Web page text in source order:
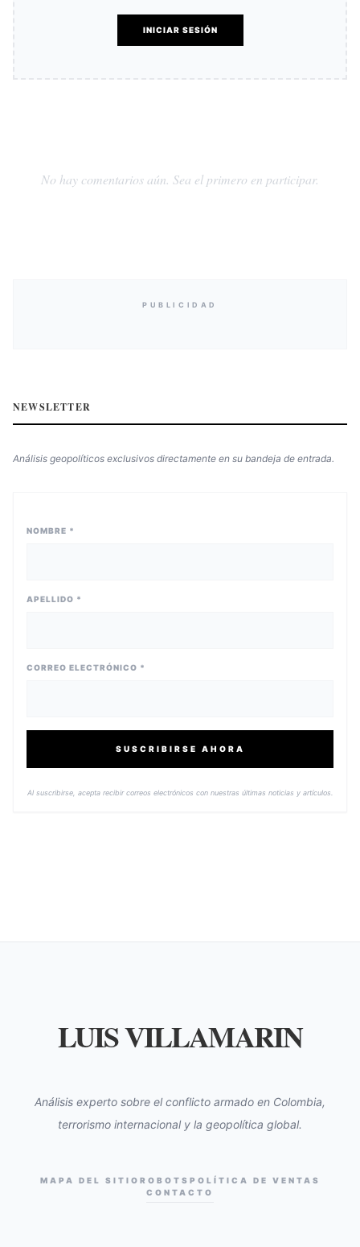
INICIAR SESIÓN
No hay comentarios aún. Sea el primero en participar.
PUBLICIDAD
NEWSLETTER
Análisis geopolíticos exclusivos directamente en su bandeja de entrada.
NOMBRE *
APELLIDO *
CORREO ELECTRÓNICO *
SUSCRIBIRSE AHORA
Al suscribirse, acepta recibir correos electrónicos con nuestras últimas noticias y artículos.
LUIS VILLAMARIN
Análisis experto sobre el conflicto armado en Colombia,
terrorismo internacional y la geopolítica global.
MAPA DEL SITIO ROBOTS POLÍTICA DE VENTAS
CONTACTO